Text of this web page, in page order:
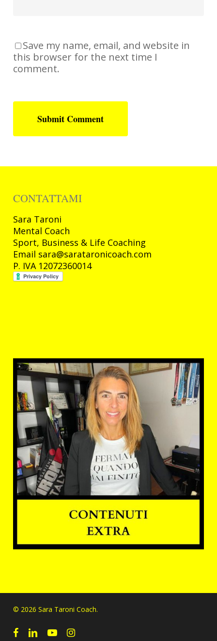
Save my name, email, and website in
this browser for the next time I
comment.
CONTATTAMI
Sara Taroni
Mental Coach
Sport, Business & Life Coaching
Email sara@sarataronicoach.com
P. IVA 12072360014
© 2026 Sara Taroni Coach.
facebooklinkedinyoutubeinstagram